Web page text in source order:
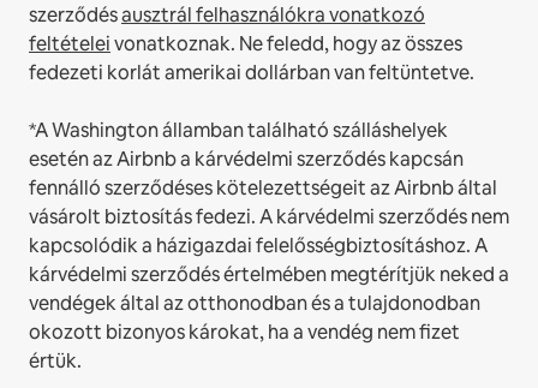
szerződésausztrál felhasználókra vonatkozó
feltételeivonatkoznak. Ne feledd, hogy az összes
fedezeti korlát amerikai dollárban van feltüntetve.
*A Washington államban található szálláshelyek
esetén az Airbnb a kárvédelmi szerződés kapcsán
fennálló szerződéses kötelezettségeit az Airbnb által
vásárolt biztosítás fedezi. A kárvédelmi szerződés nem
kapcsolódik a házigazdai felelősségbiztosításhoz. A
kárvédelmi szerződés értelmében megtérítjük neked a
vendégek által az otthonodban és a tulajdonodban
okozott bizonyos károkat, ha a vendég nem fizet
értük.